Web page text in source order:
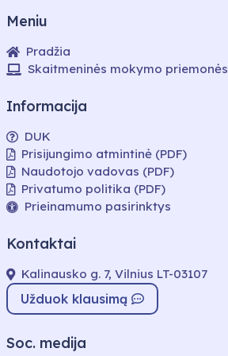
Meniu
Pradžia
Skaitmeninės mokymo priemonės
Informacija
DUK
Prisijungimo atmintinė (PDF)
Naudotojo vadovas (PDF)
Privatumo politika (PDF)
Prieinamumo pasirinktys
Kontaktai
Kalinausko g. 7, Vilnius LT-03107
Užduok klausimą
Soc. medija